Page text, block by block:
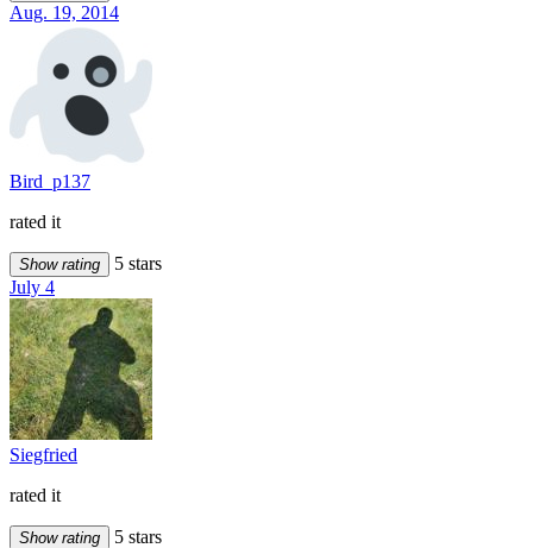
Aug. 19, 2014
Bird_p137
rated it
Show rating
5 stars
July 4
Siegfried
rated it
Show rating
5 stars